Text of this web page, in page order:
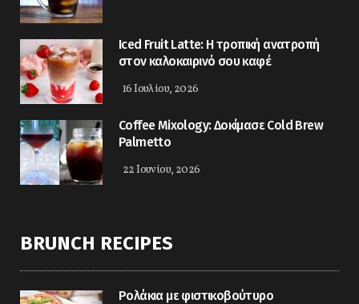
Iced Fruit Latte: Η τροπική ανατροπή
στον καλοκαιρινό σου καφέ
16 Ιουλίου, 2026
Coffee Mixology: Δοκίμασε Cold Brew
Palmetto
22 Ιουνίου, 2026
BRUNCH RECIPES
Ρολάκια με φιστικοβούτυρο